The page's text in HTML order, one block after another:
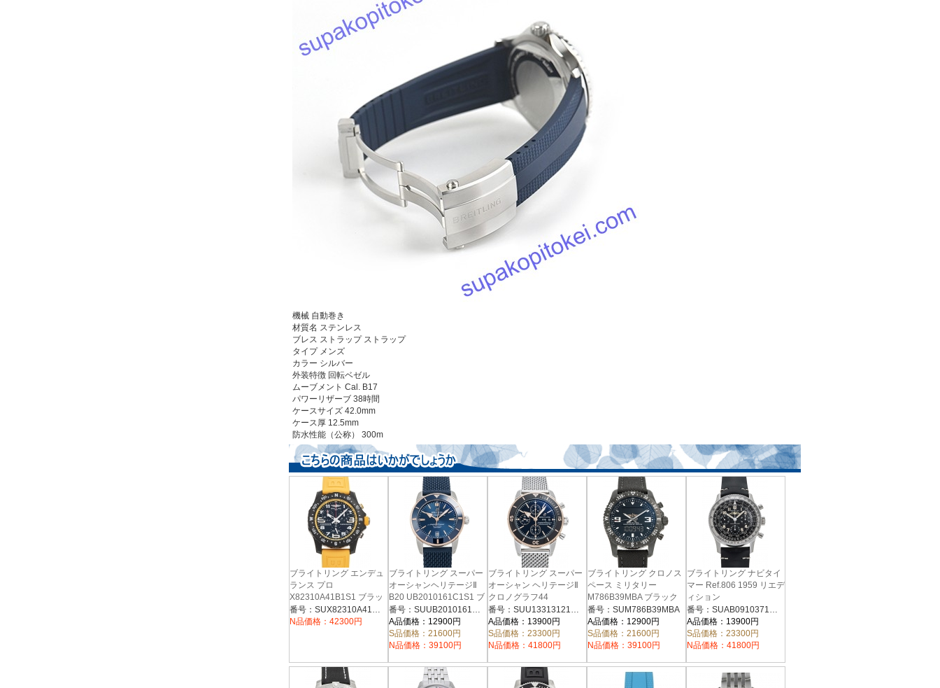
機械 自動巻き
材質名 ステンレス
ブレス ストラップ ストラップ
タイプ メンズ
カラー シルバー
外装特徴 回転ベゼル
ムーブメント Cal. B17
パワーリザーブ 38時間
ケースサイズ 42.0mm
ケース厚 12.5mm
防水性能（公称）
300m
ブライトリング エンデュ
ランス プロ
X82310A41B1S1 ブラッ
ク/イエロー
番号：SUX82310A41B1S1
N品価格：42300円
ブライトリング スーパー
オーシャンヘリテージⅡ
B20 UB2010161C1S1 ブ
ルー
番号：SUUB2010161C1S1
A品価格：12900円
S品価格：21600円
N品価格：39100円
ブライトリング スーパー
オーシャン ヘリテージⅡ
クロノグラフ44
U13313121B1A1(U275B-
1OCA) ブラック
番号：SUU13313121B1A1
A品価格：13900円
S品価格：23300円
N品価格：41800円
ブライトリング クロノス
ペース ミリタリー
M786B39MBA ブラック
番号：SUM786B39MBA
A品価格：12900円
S品価格：21600円
N品価格：39100円
ブライトリング ナビタイ
マー Ref.806 1959 リエデ
ィション
AB0910371B1X1(AB09B-
1DAA) ブラック
番号：SUAB0910371B1X1
A品価格：13900円
S品価格：23300円
N品価格：41800円